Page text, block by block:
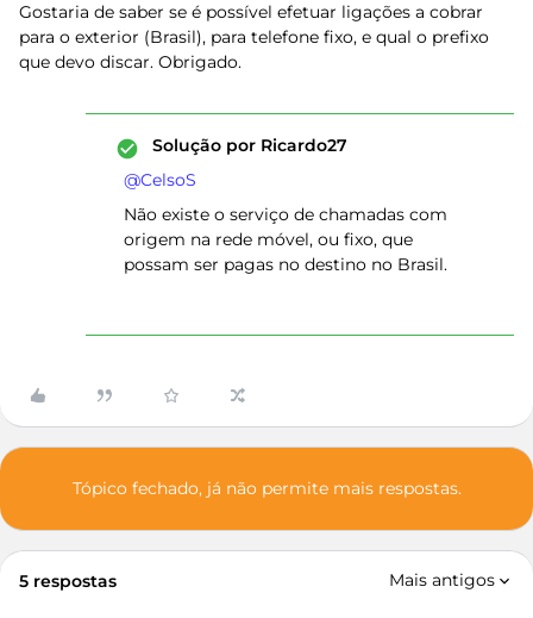
Gostaria de saber se é possível efetuar ligações a cobrar
para o exterior (Brasil), para telefone fixo, e qual o prefixo
que devo discar. Obrigado.
Solução por Ricardo27
@CelsoS
Não existe o serviço de chamadas com
origem na rede móvel, ou fixo, que
possam ser pagas no destino no Brasil.
Tópico fechado, já não permite mais respostas.
5 respostas Mais antigos